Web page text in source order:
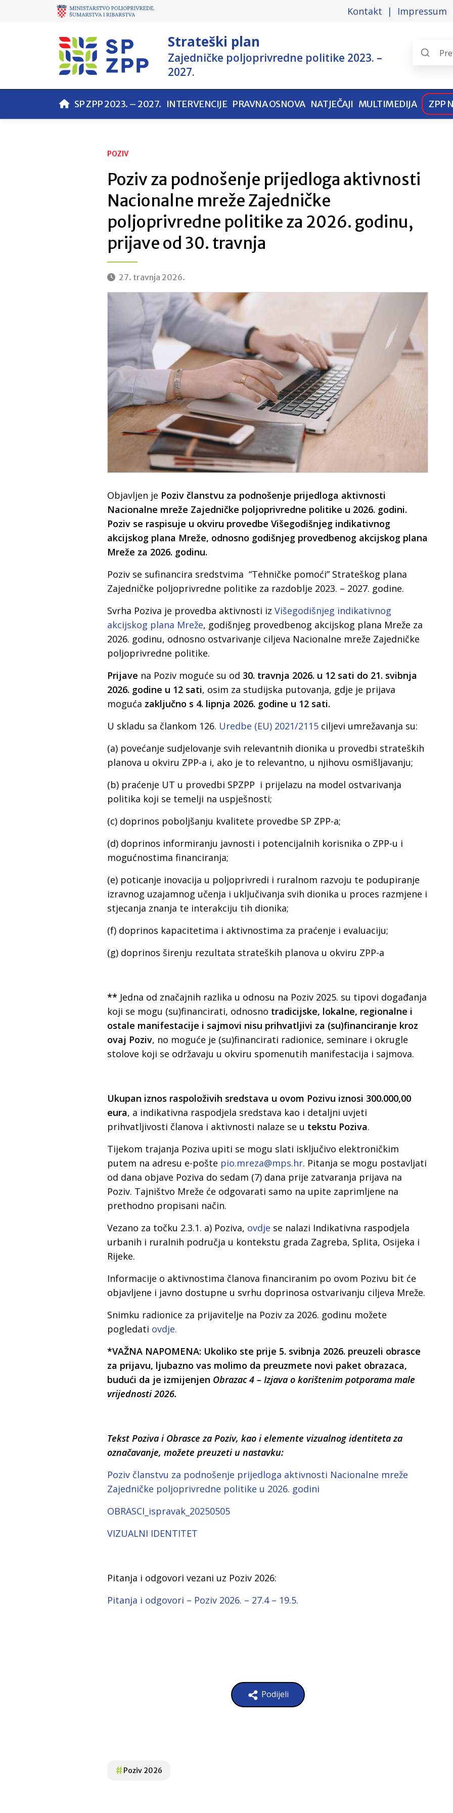
Kontakt Impressum
Strateški plan
Zajedničke poljoprivredne politike 2023. –
2027.
Search
pages
SP ZPP 2023. – 2027. INTERVENCIJE PRAVNA OSNOVA NATJEČAJI MULTIMEDIJA ZPP
POZIV
Poziv za podnošenje prijedloga aktivnosti
Nacionalne mreže Zajedničke
poljoprivredne politike za 2026. godinu,
prijave od 30. travnja
27. travnja 2026.
Objavljen je Poziv članstvu za podnošenje prijedloga aktivnosti
Nacionalne mreže Zajedničke poljoprivredne politike u 2026. godini.
Poziv se raspisuje u okviru provedbe Višegodišnjeg indikativnog
akcijskog plana Mreže, odnosno godišnjeg provedbenog akcijskog plana
Mreže za 2026. godinu.
Poziv se sufinancira sredstvima “Tehničke pomoći” Strateškog plana
Zajedničke poljoprivredne politike za razdoblje 2023. – 2027. godine.
Svrha Poziva je provedba aktivnosti iz Višegodišnjeg indikativnog
akcijskog plana Mreže, godišnjeg provedbenog akcijskog plana Mreže za
2026. godinu, odnosno ostvarivanje ciljeva Nacionalne mreže Zajedničke
poljoprivredne politike.
Prijave na Poziv moguće su od 30. travnja 2026. u 12 sati do 21. svibnja
2026. godine u 12 sati, osim za studijska putovanja, gdje je prijava
moguća zaključno s 4. lipnja 2026. godine u 12 sati.
U skladu sa člankom 126. Uredbe (EU) 2021/2115 ciljevi umrežavanja su:
(a) povećanje sudjelovanje svih relevantnih dionika u provedbi strateških
planova u okviru ZPP-a i, ako je to relevantno, u njihovu osmišljavanju;
(b) praćenje UT u provedbi SPZPP i prijelazu na model ostvarivanja
politika koji se temelji na uspješnosti;
(c) doprinos poboljšanju kvalitete provedbe SP ZPP-a;
(d) doprinos informiranju javnosti i potencijalnih korisnika o ZPP-u i
mogućnostima financiranja;
(e) poticanje inovacija u poljoprivredi i ruralnom razvoju te podupiranje
izravnog uzajamnog učenja i uključivanja svih dionika u proces razmjene i
stjecanja znanja te interakciju tih dionika;
(f) doprinos kapacitetima i aktivnostima za praćenje i evaluaciju;
(g) doprinos širenju rezultata strateških planova u okviru ZPP-a
** Jedna od značajnih razlika u odnosu na Poziv 2025. su tipovi događanja
koji se mogu (su)financirati, odnosno tradicijske, lokalne, regionalne i
ostale manifestacije i sajmovi nisu prihvatljivi za (su)financiranje kroz
ovaj Poziv, no moguće je (su)financirati radionice, seminare i okrugle
stolove koji se održavaju u okviru spomenutih manifestacija i sajmova.
Ukupan iznos raspoloživih sredstava u ovom Pozivu iznosi 300.000,00
eura, a indikativna raspodjela sredstava kao i detaljni uvjeti
prihvatljivosti članova i aktivnosti nalaze se u tekstu Poziva.
Tijekom trajanja Poziva upiti se mogu slati isključivo elektroničkim
putem na adresu e-pošte pio.mreza@mps.hr. Pitanja se mogu postavljati
od dana objave Poziva do sedam (7) dana prije zatvaranja prijava na
Poziv. Tajništvo Mreže će odgovarati samo na upite zaprimljene na
prethodno propisani način.
Vezano za točku 2.3.1. a) Poziva, ovdje se nalazi Indikativna raspodjela
urbanih i ruralnih područja u kontekstu grada Zagreba, Splita, Osijeka i
Rijeke.
Informacije o aktivnostima članova financiranim po ovom Pozivu bit će
objavljene i javno dostupne u svrhu doprinosa ostvarivanju ciljeva Mreže.
Snimku radionice za prijavitelje na Poziv za 2026. godinu možete
pogledati ovdje.
*VAŽNA NAPOMENA: Ukoliko ste prije 5. svibnja 2026. preuzeli obrasce
za prijavu, ljubazno vas molimo da preuzmete novi paket obrazaca,
budući da je izmijenjen Obrazac 4 – Izjava o korištenim potporama male
vrijednosti 2026.
Tekst Poziva i Obrasce za Poziv, kao i elemente vizualnog identiteta za
označavanje, možete preuzeti u nastavku:
Poziv članstvu za podnošenje prijedloga aktivnosti Nacionalne mreže
Zajedničke poljoprivredne politike u 2026. godini
OBRASCI_ispravak_20250505
VIZUALNI IDENTITET
Pitanja i odgovori vezani uz Poziv 2026:
Pitanja i odgovori – Poziv 2026. – 27.4 – 19.5.
Podijeli
#Poziv 2026